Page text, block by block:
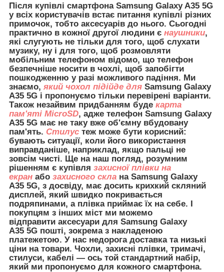
Після купівлі смартфона Samsung Galaxy A35 5G
у всіх користувачів встає питання купівлі різних
примочок, тобто аксесуарів до нього. Сьогодні
практично в кожної другої людини є наушники,
які слугують не тільки для того, щоб слухати
музику, ну і для того, щоб розмовляти
мобільним телефоном відомо, що телефон
безпечніше носити в чохлі, щоб запобігти
пошкодженню у разі можливого падіння. Ми
знаємо, який чохол підійде для Samsung Galaxy
A35 5G і пропонуємо тільки перевірені варіанти.
Також незайвим придбанням буде карта
пам'яті MicroSD, адже телефон Samsung Galaxy
A35 5G має не таку вже об'ємну вбудовану
пам'ять. Стилус теж може бути корисний:
бувають ситуації, коли його використання
виправданіше, наприклад, якщо пальці не
зовсім чисті. Ще на наш погляд, розумним
рішенням є купівля захисної плівки на
екран або захисного скла на Samsung Galaxy
A35 5G, з досвіду, має досить крихкий скляний
дисплей, який швидко покривається
подряпинами, а плівка приймає їх на себе. І
покупцям з інших міст ми можемо
відправити аксесуари для Samsung Galaxy
A35 5G пошті, зокрема з накладеною
платежетою. У нас недорога доставка та низькі
ціни на товари. Чохли, захисні плівки, тримачі,
стилуси, кабелі — ось той стандартний набір,
який ми пропонуємо для кожного смартфона.